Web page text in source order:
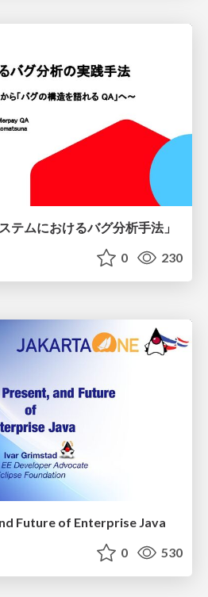
テムにおけるバグ分析手法」
0 230
Future of Enterprise Java
0 530